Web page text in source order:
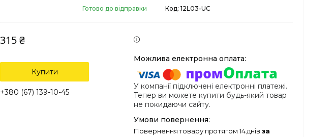
Готово до відправки Код: 12L03-UC
315 ₴
Купити
+380 (67) 139-10-45
У компанії підключені електронні платежі.
Тепер ви можете купити будь-який товар
не покидаючи сайту.
повернення товару протягом 14 днів за